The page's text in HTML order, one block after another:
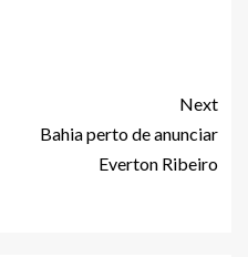
Next
Bahia perto de anunciar
Everton Ribeiro